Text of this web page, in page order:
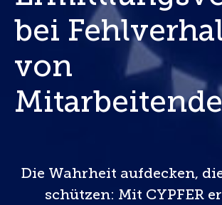
bei
von
Die Wahrheit aufdecken,
schützen: Mit CYPFER